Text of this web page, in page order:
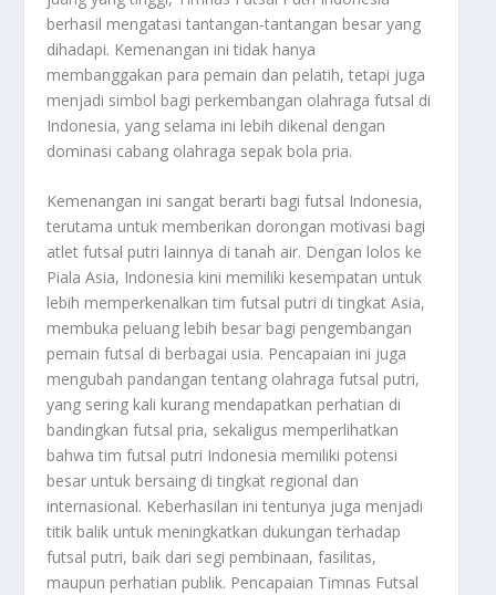
berhasil mengatasi tantangan-tantangan besar yang
dihadapi. Kemenangan ini tidak hanya
membanggakan para pemain dan pelatih, tetapi juga
menjadi simbol bagi perkembangan olahraga futsal di
Indonesia, yang selama ini lebih dikenal dengan
dominasi cabang olahraga sepak bola pria.
Kemenangan ini sangat berarti bagi futsal Indonesia,
terutama untuk memberikan dorongan motivasi bagi
atlet futsal putri lainnya di tanah air. Dengan lolos ke
Piala Asia, Indonesia kini memiliki kesempatan untuk
lebih memperkenalkan tim futsal putri di tingkat Asia,
membuka peluang lebih besar bagi pengembangan
pemain futsal di berbagai usia. Pencapaian ini juga
mengubah pandangan tentang olahraga futsal putri,
yang sering kali kurang mendapatkan perhatian di
bandingkan futsal pria, sekaligus memperlihatkan
bahwa tim futsal putri Indonesia memiliki potensi
besar untuk bersaing di tingkat regional dan
internasional. Keberhasilan ini tentunya juga menjadi
titik balik untuk meningkatkan dukungan terhadap
futsal putri, baik dari segi pembinaan, fasilitas,
maupun perhatian publik. Pencapaian Timnas Futsal